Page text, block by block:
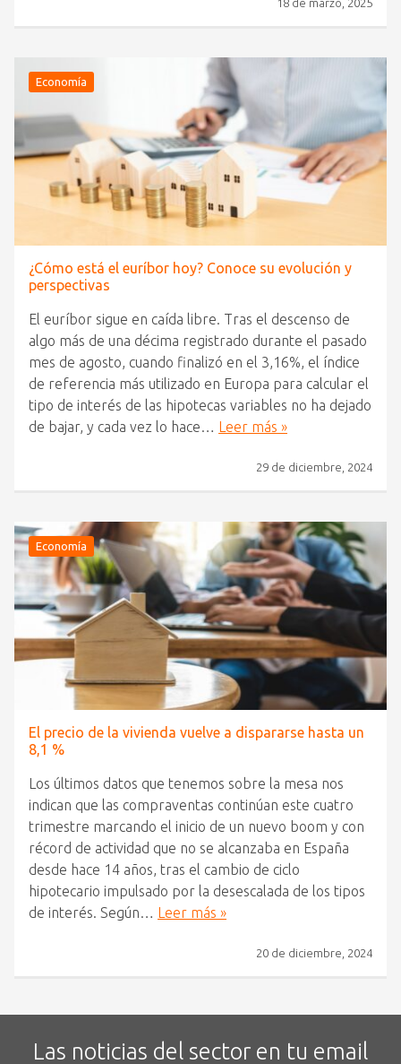
18 de marzo, 2025
Economía
¿Cómo está el euríbor hoy? Conoce su evolución y
perspectivas
El euríbor sigue en caída libre. Tras el descenso de
algo más de una décima registrado durante el pasado
mes de agosto, cuando finalizó en el 3,16%, el índice
de referencia más utilizado en Europa para calcular el
tipo de interés de las hipotecas variables no ha dejado
de bajar, y cada vez lo hace… Leer más »
29 de diciembre, 2024
Economía
El precio de la vivienda vuelve a dispararse hasta un
8,1 %
Los últimos datos que tenemos sobre la mesa nos
indican que las compraventas continúan este cuatro
trimestre marcando el inicio de un nuevo boom y con
récord de actividad que no se alcanzaba en España
desde hace 14 años, tras el cambio de ciclo
hipotecario impulsado por la desescalada de los tipos
de interés. Según… Leer más »
20 de diciembre, 2024
Las noticias del sector en tu email